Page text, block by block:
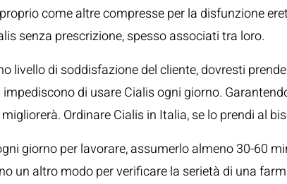
come altre compresse per la disfunzione
senza prescrizione, spesso associati tra loro.
livello di soddisfazione del cliente, dovresti
di usare Cialis ogni giorno.
Ordinare Cialis in Italia, se lo prendi al
giorno per lavorare, assumerlo almeno 30-60
un altro modo per verificare la serietà di una